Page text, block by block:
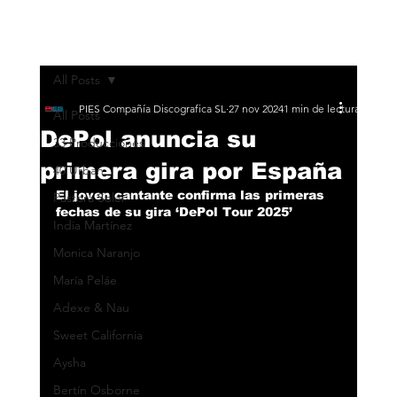
All Posts
33 Producciones
40 Urban
Pastora Soler
India Martínez
Monica Naranjo
María Peláe
Adexe & Nau
Sweet California
Aysha
Bertín Osborne
All Posts
DePol anuncia su
primera gira por España
PIES Compañía Discografica SL 27 nov 20241 min de lectura
El joven cantante confirma las primeras
fechas de su gira ‘DePol Tour 2025’